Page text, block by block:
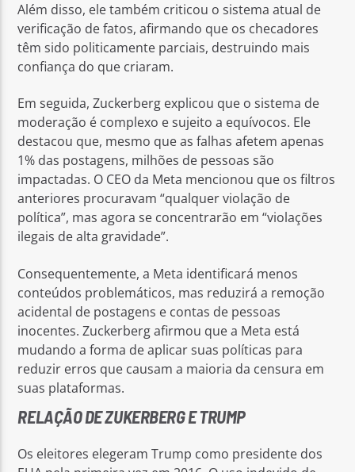
Além disso, ele também criticou o sistema atual de
verificação de fatos, afirmando que os checadores
têm sido politicamente parciais, destruindo mais
confiança do que criaram.
Em seguida, Zuckerberg explicou que o sistema de
moderação é complexo e sujeito a equívocos. Ele
destacou que, mesmo que as falhas afetem apenas
1% das postagens, milhões de pessoas são
impactadas. O CEO da Meta mencionou que os filtros
anteriores procuravam “qualquer violação de
política”, mas agora se concentrarão em “violações
ilegais de alta gravidade”.
Consequentemente, a Meta identificará menos
conteúdos problemáticos, mas reduzirá a remoção
acidental de postagens e contas de pessoas
inocentes. Zuckerberg afirmou que a Meta está
mudando a forma de aplicar suas políticas para
reduzir erros que causam a maioria da censura em
suas plataformas.
RELAÇÃO DE ZUKERBERG E TRUMP
Os eleitores elegeram Trump como presidente dos